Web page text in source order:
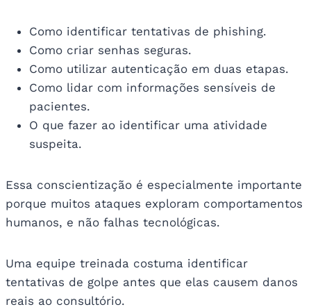
Como identificar tentativas de phishing.
Como criar senhas seguras.
Como utilizar autenticação em duas etapas.
Como lidar com informações sensíveis de
pacientes.
O que fazer ao identificar uma atividade
suspeita.
Essa conscientização é especialmente importante
porque muitos ataques exploram comportamentos
humanos, e não falhas tecnológicas.
Uma equipe treinada costuma identificar
tentativas de golpe antes que elas causem danos
reais ao consultório.